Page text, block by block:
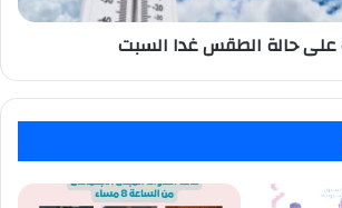
حالة الطقس غدا السبت